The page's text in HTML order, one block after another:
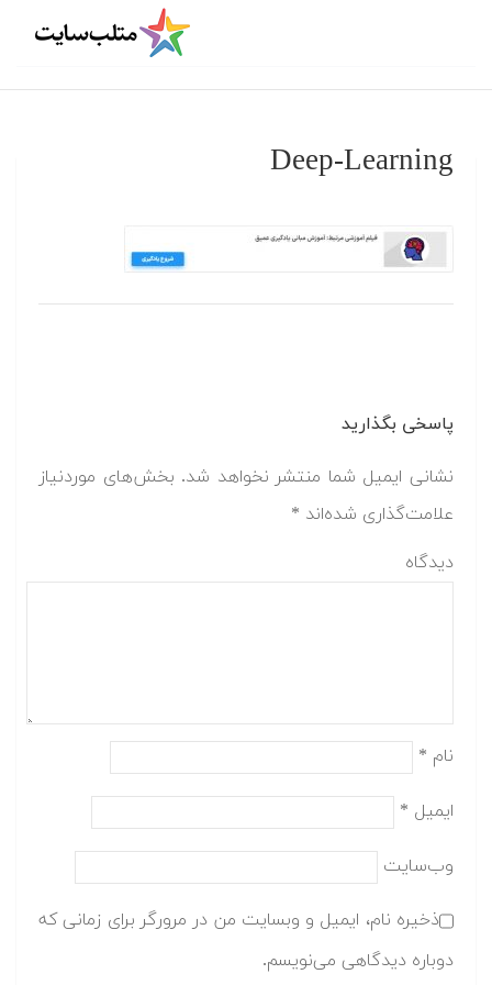
Deep-Learning
پاسخی بگذارید
نشانی ایمیل شما منتشر نخواهد شد. بخش‌های موردنیاز
علامت‌گذاری شده‌اند *
دیدگاه
نام *
ایمیل *
وب‌سایت
ذخیره نام، ایمیل و وبسایت من در مرورگر برای زمانی که
دوباره دیدگاهی می‌نویسم.